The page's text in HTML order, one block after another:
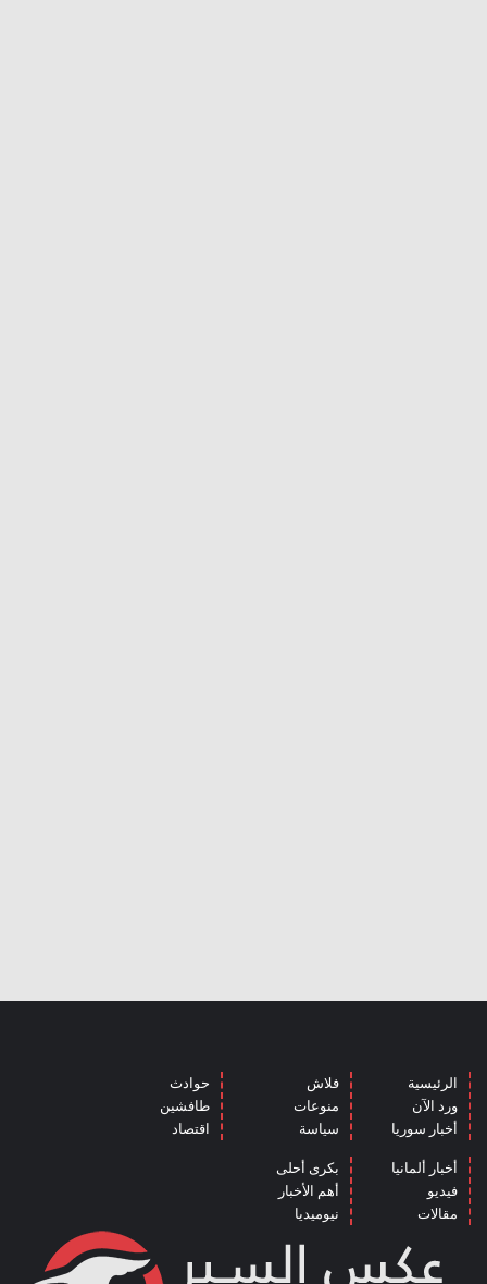
الرئيسية
ورد الآن
أخبار سوريا
فلاش
منوعات
سياسة
حوادث
طافشين
اقتصاد
أخبار ألمانيا
فيديو
مقالات
بكرى أحلى
أهم الأخبار
نيوميديا